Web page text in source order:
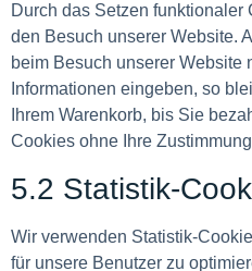
Durch das Setzen
den Besuch unserer Website.
beim Besuch unserer Website
Informationen eingeben, so
Ihrem Warenkorb, bis Sie
Cookies ohne Ihre
5.2 Statistik-
Wir verwenden Statistik-
für unsere Benutzer zu